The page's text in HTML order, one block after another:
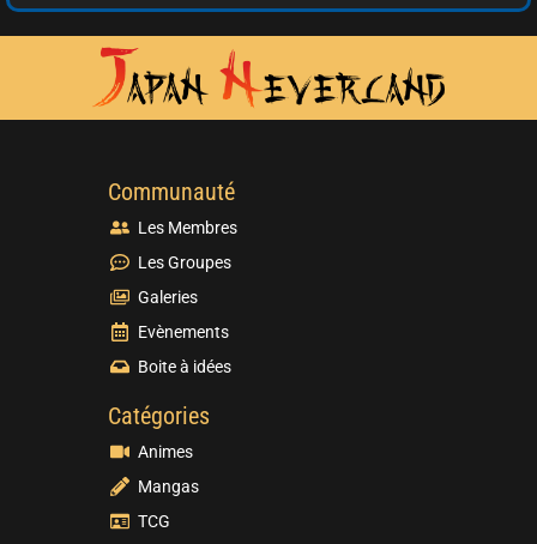
Communauté
Les Membres
Les Groupes
Galeries
Evènements
Boite à idées
Catégories
Animes
Mangas
TCG